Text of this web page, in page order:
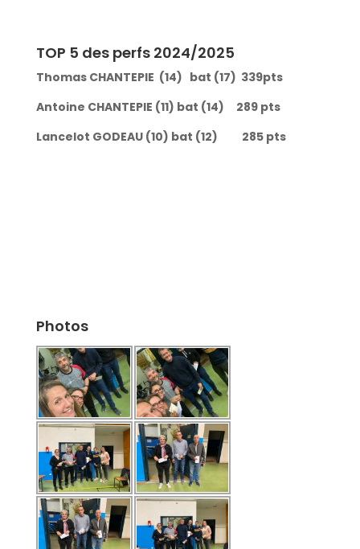
TOP 5 des perfs 2024/2025
Thomas CHANTEPIE (14) bat (17) 339pts
Antoine CHANTEPIE (11) bat (14) 289 pts
Lancelot GODEAU (10) bat (12) 285 pts
Photos